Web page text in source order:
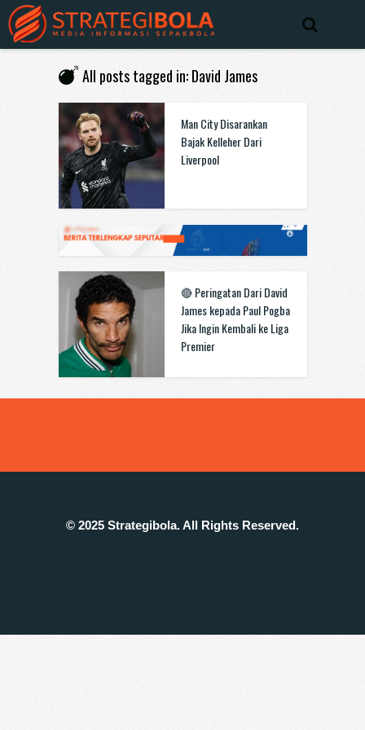
All posts tagged in: David James
Man City Disarankan
Bajak Kelleher Dari
Liverpool
🔴 Peringatan Dari David
James kepada Paul Pogba
Jika Ingin Kembali ke Liga
Premier
© 2025 Strategibola. All Rights Reserved.